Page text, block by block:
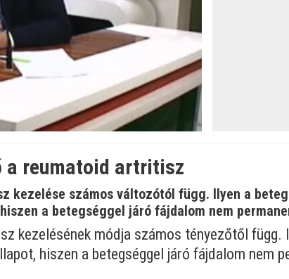
:
a reumatoid artritisz
kezelése számos változótól függ. Ilyen a
a betegséggel járó fájdalom nem
kezelésének módja számos tényezőtől függ.
hiszen a betegséggel járó fájdalom nem